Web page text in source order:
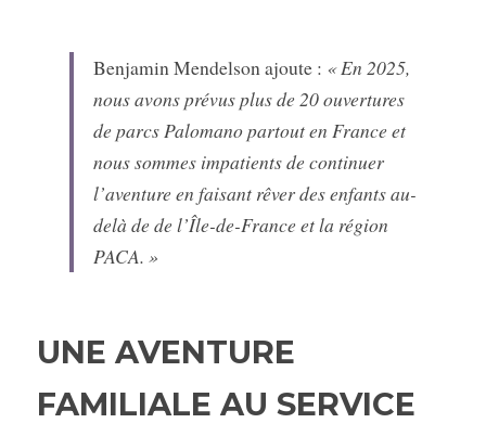
Benjamin Mendelson ajoute : « En 2025,
nous avons prévus plus de 20 ouvertures
de parcs Palomano partout en France et
nous sommes impatients de continuer
l’aventure en faisant rêver des enfants au-
delà de de l’Île-de-France et la région
PACA. »
UNE AVENTURE
FAMILIALE AU SERVICE